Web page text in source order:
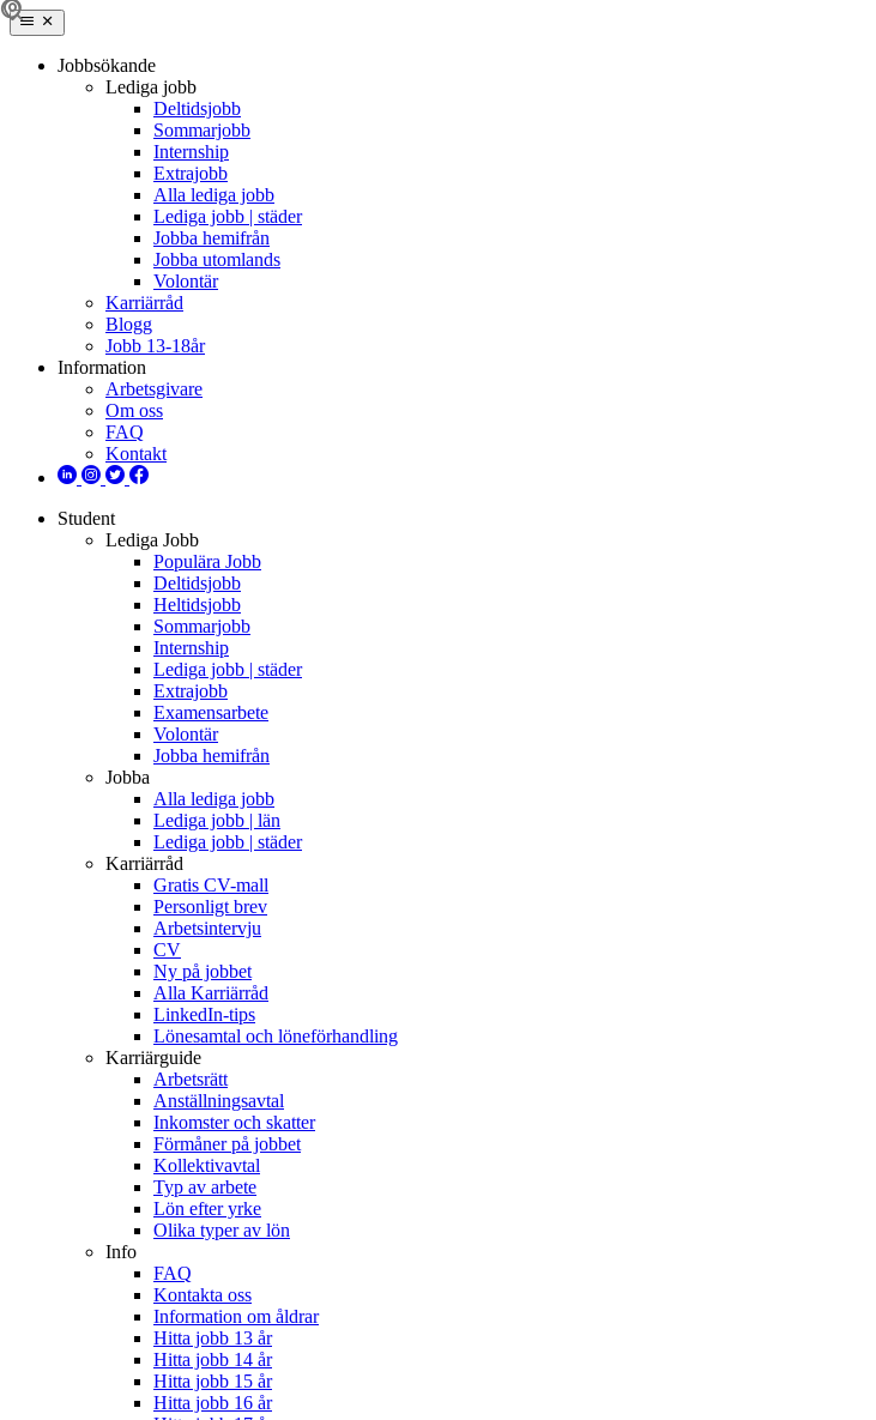
Jobbsökande
Lediga jobb
Deltidsjobb
Sommarjobb
Internship
Extrajobb
Alla lediga jobb
Lediga jobb | städer
Jobba hemifrån
Jobba utomlands
Volontär
Karriärråd
Blogg
Jobb 13-18år
Information
Arbetsgivare
Om oss
FAQ
Kontakt
Student
Lediga Jobb
Populära Jobb
Deltidsjobb
Heltidsjobb
Sommarjobb
Internship
Lediga jobb | städer
Extrajobb
Examensarbete
Volontär
Jobba hemifrån
Jobba
Alla lediga jobb
Lediga jobb | län
Lediga jobb | städer
Karriärråd
Gratis CV-mall
Personligt brev
Arbetsintervju
CV
Ny på jobbet
Alla Karriärråd
LinkedIn-tips
Lönesamtal och löneförhandling
Karriärguide
Arbetsrätt
Anställningsavtal
Inkomster och skatter
Förmåner på jobbet
Kollektivavtal
Typ av arbete
Lön efter yrke
Olika typer av lön
Info
FAQ
Kontakta oss
Information om åldrar
Hitta jobb 13 år
Hitta jobb 14 år
Hitta jobb 15 år
Hitta jobb 16 år